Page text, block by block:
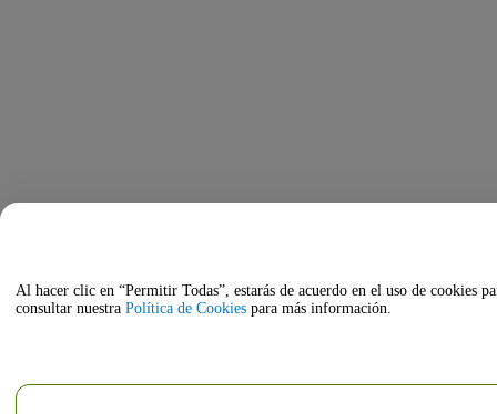
Al hacer clic en “Permitir Todas”, estarás de acuerdo en el uso de cookies
consultar nuestra Política de Cookies para más información.